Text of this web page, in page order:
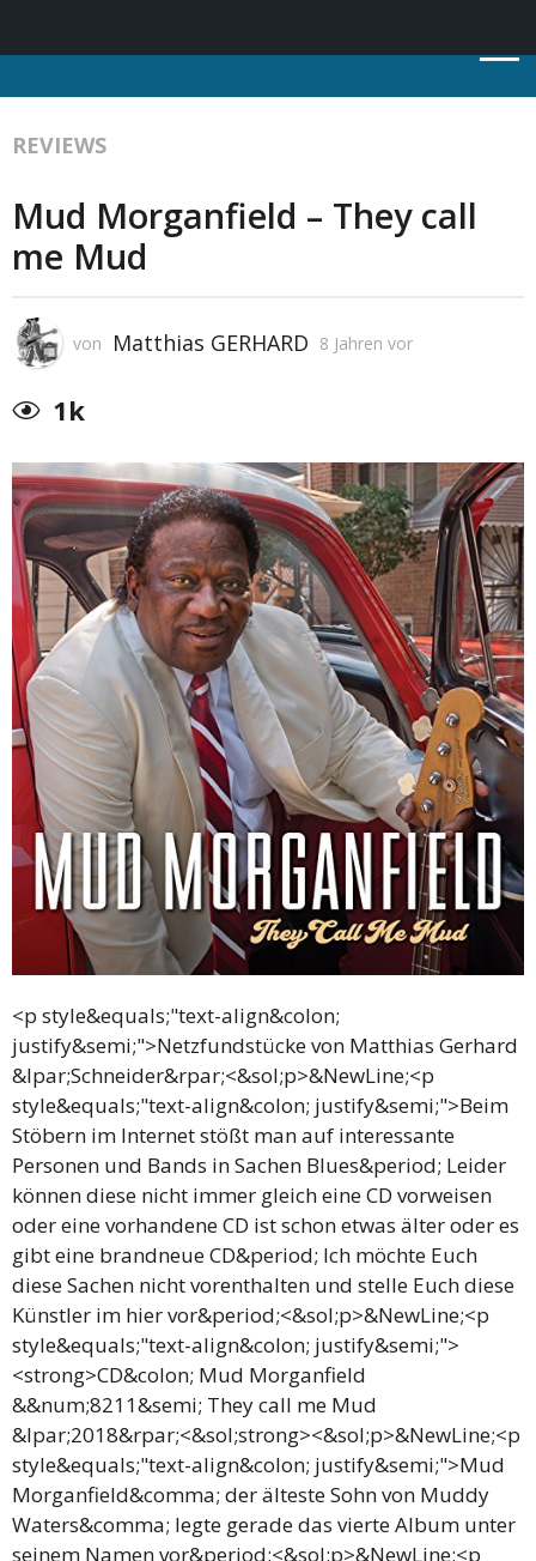
REVIEWS
Mud Morganfield – They call
me Mud
von Matthias GERHARD 8 Jahren vor
1k
<p style&equals;"text-align&colon; justify&semi;">Netzfundstücke von Matthias Gerhard &lpar;Schneider&rpar;<&sol;p>&NewLine;<p style&equals;"text-align&colon; justify&semi;">Beim Stöbern im Internet stößt man auf interessante Personen und Bands in Sachen Blues&period; Leider können diese nicht immer gleich eine CD vorweisen oder eine vorhandene CD ist schon etwas älter oder es gibt eine brandneue CD&period; Ich möchte Euch diese Sachen nicht vorenthalten und stelle Euch diese Künstler im hier vor&period;<&sol;p>&NewLine;<p style&equals;"text-align&colon; justify&semi;"><strong>CD&colon; Mud Morganfield &&num;8211&semi; They call me Mud &lpar;2018&rpar;<&sol;strong><&sol;p>&NewLine;<p style&equals;"text-align&colon; justify&semi;">Mud Morganfield&comma; der älteste Sohn von Muddy Waters&comma; legte gerade das vierte Album unter seinem Namen vor&period;<&sol;p>&NewLine;<p style&equals;"text-align&colon; justify&semi;">Mud Morganfield hat sich zu einem Superstar auf dem Blues-Circuit entwickelt&period; Es wird immer Vergleiche mit seinem Vater geben&comma; aber das ist mit Recht zu erwarten&period; Mud wird immer seinem Papa Tribut zollen mit dem Chicago Blues Ensemble Sound&comma; den Muddy geschaffen hat&period; Mud wurde musikalisch in den 70ern und 80ern aufgezogen&comma; als Soul&comma; Motown und R &amp&semi; B die Welt regierten&period; Mud spielte Bass mit Bands&comma; die die Hits dieser Ära spielten&period; Dies&comma; zusammen mit seinem Blues-Stammbaum&comma; beeinflusste Muds eigene Songwriting-Fähigkeiten&comma; die sich ständig weiterentwickeln&period;<&sol;p>&NewLine;<p style&equals;"text-align&colon; justify&semi;">Die drei bisher unter seinem Namen veröffentlichten Alben&colon;<br &sol;>&NewLine;Das erste&comma; Fall Waters Fall&comma; wurde im Winter in Chicago für ein kleines unabhängiges Label geschnitten&period; Es war so kalt im Studio wie draußen&period; Schon auf seiner ersten CD schrieb Mud einen Großteil der Songs selbst&period; Dieses großartige Album wird heute wahrscheinlich schwer zu bekommen sein&period;<&sol;p>&NewLine;<p style&equals;"text-align&colon; justify&semi;">Muds zweites Album&comma; Son Of The Seventh Son auf Severn Records&comma; hat Mud ins Rampenlicht des Blues gerückt&period; Mud schrieb alle bis auf drei der Songs auf diesem Album und es zeigt&comma; wie sein Songwriting gereift ist&period; Diese Aufnahme wurde für zahlreiche Blues Awards nominiert und erhielt weltweit begeisterte Kritiken&period;<&sol;p>&NewLine;<p style&equals;"text-align&colon; justify&semi;">Das dritte Album For Pops&comma; ebenfalls auf Severn Records&comma; ist eine Hommage an Muddy Waters mit dem großen Kim-Wilson-Soundtrack aus Gesang und Mundharmonika&period; Dieser liebevolle Tribut enthielt Muddy-Hits und versteckte Juwelen mit einer All-Star-Begleitband&period; Unter den Preisen und Auszeichnungen war ein Blues Music Award für das beste traditionelle Album des Jahres&period;<&sol;p>&NewLine;<p style&equals;"text-align&colon; justify&semi;">Ich hoffe&comma; das vierte Album „They call me Mud&OpenCurlyDoubleQuote; halten Sie bereits in Ihren Händen&period;<br &sol;>&NewLine;Mud hat auch diesem seinen Stempel aufgedrückt&comma; indem er alle außer zwei der Songs geschrieben hat&period; Dieses Album zeigt&comma; wie sich Muds Songwriting in den wenigen Jahren weiter entwickelt hat&period; Dies ist ein Blues-Buffet&comma; für jeden ist etwas dabei&period; Wir haben einen neuen Erkennungsblues &&num;8222&semi;They Call Me Mud&&num;8220&semi;&comma; ein knallharter Blues&period; Rock&&num;8217&semi;n&&num;8217&semi;Blues mit Studebaker John an der Harp und Mike Wheeler an der Gitarre mit &&num;8222&semi;Who&&num;8217&semi;s Fooling Who&quest;&&num;8220&semi;&period; Ein paar Chicago Blues Stomper&comma; &&num;8222&semi;Walkin &&num;8218&semi;Cane&&num;8220&semi; und &&num;8222&semi;Rough Around The Edge&&num;8220&semi;&period; Ein großartiger kleiner Blues&comma; &&num;8222&semi;48 Days&&num;8220&semi;&comma; mit Billy Flynn&comma; der den großartigen Jimmy Johnson an der Gitarre kopiert&period; Ein Stax-Groove mit &&num;8222&semi;Oh Yeah&&num;8220&semi; und Mike Wheeler&comma; die auf &&num;8222&semi;24 Hours&&num;8220&semi; wieder rockig werden&period; Mud besinnt sich auf seine R &amp&semi; B-Wurzeln mit einem liebevollem Duett mit seiner Tochter Lashunda &&num;8222&semi;Who Loves You&&num;8220&semi;&period; Jeder wird fragen&colon; &&num;8222&semi;Was hat deine Großmutter dir gesagt&quest;&&num;8220&semi;&comma; nachdem er &&num;8222&semi;Cheatin &&num;8217&semi;s Cheatin&&num;8216&semi; gehört hat&&num;8220&semi;&period; Um seinen Vater noch einmal mit Muddys Slide-Gitarren-Blues &&num;8222&semi;Howlin &&num;8218&semi;Wolf&&num;8220&semi; und dem brüllenden Shuffle &&num;8222&semi;Can not Get No Grindin&&num;8220&semi; zu ehren&comma; bei dem jeder einen Solo-Zug macht&period;<&sol;p>&NewLine;<p style&equals;"text-align&colon; justify&semi;">Und schließlich ein jazziges Instrumental&comma; &&num;8222&semi;Mud&&num;8217&semi;s Groove&&num;8220&semi;&comma; mit dem großen Billy Branch an der Harp&period; Dies ist die Art von Lied&comma; das Blues-Bands spielen&comma; bevor der Star der Show sie in den Groove bringt&period; Dieser Song ist ein perfektes Finale einer CD&comma; die Muds Blues zeigt&period;<&sol;p>&NewLine;<p><strong>Tracklist&colon;<&sol;strong><&sol;p>&NewLine;<table style&equals;"width&colon; 438&period;717px&semi;">&NewLine;<tbody>&NewLine;<tr>&NewLine;<td style&equals;"width&colon; 27px&semi;">1<&sol;td>&NewLine;<td style&equals;"width&colon; 191px&semi;">They Call Me Mud<&sol;td>&NewLine;<td style&equals;"width&colon; 86&period;7167px&semi;">4&colon;00<&sol;td>&NewLine;<&sol;tr>&NewLine;<tr>&NewLine;<td style&equals;"width&colon; 27px&semi;">2<&sol;td>&NewLine;<td style&equals;"width&colon; 191px&semi;">48 Days<&sol;td>&NewLine;<td style&equals;"width&colon; 86&period;7167px&semi;">4&colon;28<&sol;td>&NewLine;<&sol;tr>&NewLine;<tr>&NewLine;<td style&equals;"width&colon; 27px&semi;">3<&sol;td>&NewLine;<td style&equals;"width&colon; 191px&semi;">Cheatin’ Is Cheatin’<&sol;td>&NewLine;<td style&equals;"width&colon; 86&period;7167px&semi;">5&colon;22<&sol;td>&NewLine;<&sol;tr>&NewLine;<tr>&NewLine;<td style&equals;"width&colon; 27px&semi;">4<&sol;td>&NewLine;<td style&equals;"width&colon; 191px&semi;">Who’s Fooling Who&quest;<&sol;td>&NewLine;<td style&equals;"width&colon; 86&period;7167px&semi;">5&colon;31<&sol;td>&NewLine;<&sol;tr>&NewLine;<tr>&NewLine;<td style&equals;"width&colon; 27px&semi;">5<&sol;td>&NewLine;<td style&equals;"width&colon; 191px&semi;">Howling Wolf<&sol;td>&NewLine;<td style&equals;"width&colon; 86&period;7167px&semi;">5&colon;18<&sol;td>&NewLine;<&sol;tr>&NewLine;<tr>&NewLine;<td style&equals;"width&colon; 27px&semi;">6<&sol;td>&NewLine;<td style&equals;"width&colon; 191px&semi;">24 Hours<&sol;td>&NewLine;<td style&equals;"width&colon; 86&period;7167px&semi;">4&colon;01<&sol;td>&NewLine;<&sol;tr>&NewLine;<tr>&NewLine;<td style&equals;"width&colon; 27px&semi;">7<&sol;td>&NewLine;<td style&equals;"width&colon; 191px&semi;">Who Loves You<&sol;td>&NewLine;<td style&equals;"width&colon; 86&period;7167px&semi;">5&colon;52<&sol;td>&NewLine;<&sol;tr>&NewLine;<tr>&NewLine;<td style&equals;"width&colon; 27px&semi;">8<&sol;td>&NewLine;<td style&equals;"width&colon; 191px&semi;">Oh Yeah<&sol;td>&NewLine;<td style&equals;"width&colon; 86&period;7167px&semi;">4&colon;31<&sol;td>&NewLine;<&sol;tr>&NewLine;<tr>&NewLine;<td style&equals;"width&colon; 27px&semi;">9<&sol;td>&NewLine;<td style&equals;"width&colon; 191px&semi;">Can’t Get No Grindin’<&sol;td>&NewLine;<td style&equals;"width&colon; 86&period;7167px&semi;">3&colon;34<&sol;td>&NewLine;<&sol;tr>&NewLine;<tr>&NewLine;<td style&equals;"width&colon; 27px&semi;">10<&sol;td>&NewLine;<td style&equals;"width&colon; 191px&semi;">Rough Around The Edge<&sol;td>&NewLine;<td style&equals;"width&colon; 86&period;7167px&semi;">5&colon;54<&sol;td>&NewLine;<&sol;tr>&NewLine;<tr>&NewLine;<td style&equals;"width&colon; 27px&semi;">11<&sol;td>&NewLine;<td style&equals;"width&colon; 191px&semi;">Walkin’ Cane<&sol;td>&NewLine;<td style&equals;"width&colon; 86&period;7167px&semi;">4&colon;28<&sol;td>&NewLine;<&sol;tr>&NewLine;<tr>&NewLine;<td style&equals;"width&colon; 27px&semi;">12<&sol;td>&NewLine;<td style&equals;"width&colon; 191px&semi;">Mud’s Groove<&sol;td>&NewLine;<td style&equals;"width&colon; 86&period;7167px&semi;">3&colon;32<&sol;td>&NewLine;<&sol;tr>&NewLine;<&sol;tbody>&NewLine;<&sol;table>&NewLine;<p><strong>Line Up<&sol;strong><&sol;p>&NewLine;<ul>&NewLine;<li>Mud Morganfield&colon; vocals&semi; bass &lpar;2&comma; 11&comma; 12&rpar;<&sol;li>&NewLine;<li>Rick Kreher&colon; guitar&semi; backing vocals &lpar;9&rpar;<&sol;li>&NewLine;<li>Billy Flynn&colon; guitar&semi; backing vocals &lpar;9&rpar;<&sol;li>&NewLine;<li>Studebaker John&colon; harmonica&semi; backing vocals &lpar;9&rpar;<&sol;li>&NewLine;<li>Sumito Ariyo Ariyoshi&colon; piano&semi; backing vocals &lpar;9&rpar;<&sol;li>&NewLine;<li>E&period;G&period; McDaniel&colon; bass&semi; backing vocals &lpar;9&rpar;<&sol;li>&NewLine;<li>Melvin &OpenCurlyDoubleQuote;Pookie Stix” Carlisle&colon; drums&semi; backing vocals &lpar;9&rpar;<&sol;li>&NewLine;<li>Lashunda Williams&colon; vocals &lpar;7&rpar;<&sol;li>&NewLine;<li>Anne Harris&colon; violin &lpar;7&rpar;<&sol;li>&NewLine;<li>Billy Branch&colon; harmonica &lpar;12&rpar;<&sol;li>&NewLine;<li>Mike Wheeler&colon; guitar &lpar;4&comma;6&rpar;<&sol;li>&NewLine;<li>Bryant &OpenCurlyDoubleQuote;T” Parker&colon; percussion &lpar;4&comma;12&rpar;<&sol;li>&NewLine;<li>Phil Perkins&colon; trumpet &lpar;1&comma; 2&comma; 3&comma; 7&comma;10&comma; 11&rpar;<&sol;li>&NewLine;<li>Michael Jackson&colon; sax &lpar;1&comma; 2&comma; 3&comma; 7&comma;10&comma; 11&rpar;<&sol;li>&NewLine;<&sol;ul>&NewLine;<p><strong>Musikbeispiele und Videos&colon;<&sol;strong><&sol;p>&NewLine;<p><u><&sol;u>Mud Morganfield &&num;8211&semi; They call